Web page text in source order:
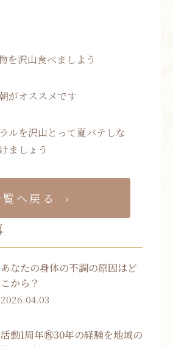
を沢山食べましよう
がオススメです
ルを沢山とって夏バテしな
ましょう
覧へ戻る
あなたの身体の不調の原因はど
こから？
2026.04.03
活動1周年㊗30年の経験を地域の